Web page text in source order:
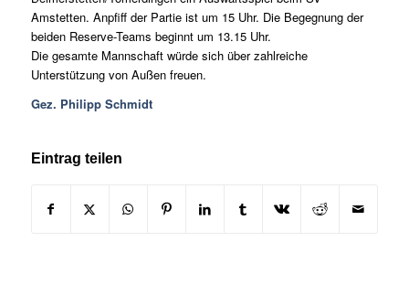
Amstetten. Anpfiff der Partie ist um 15 Uhr. Die Begegnung der
beiden Reserve-Teams beginnt um 13.15 Uhr.
Die gesamte Mannschaft würde sich über zahlreiche
Unterstützung von Außen freuen.
Gez. Philipp Schmidt
Eintrag teilen